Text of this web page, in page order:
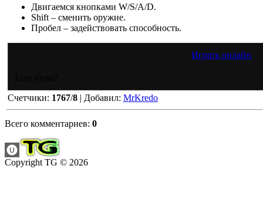
Двигаемся кнопками W/S/A/D.
Shift – сменить оружие.
Пробел – задействовать способность.
Играть онлайн
Счетчики: 1767/8 | Добавил: MrKredo
Всего комментариев: 0
Copyright TG © 2026